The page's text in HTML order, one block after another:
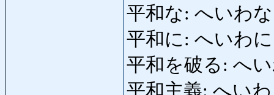
平和な: へいわな
平和に: へいわに
平和を破る: へ